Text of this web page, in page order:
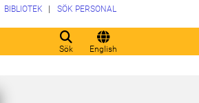
Sök English
BIBLIOTEK SÖK PERSONAL